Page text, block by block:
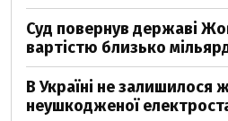
Суд повернув державі
вартістю близько
В Україні не залишилося
неушкодженої